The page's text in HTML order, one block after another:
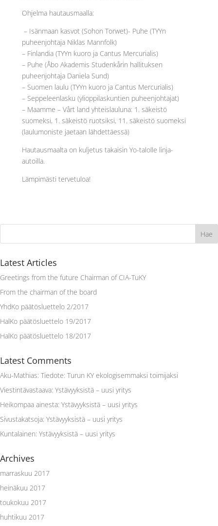
Ohjelma hautausmaalla:
– Isänmaan kasvot (Sohon Torwet)- Puhe (TYYn
puheenjohtaja Niklas Mannfolk)
– Finlandia (TYYn kuoro ja Cantus Mercurialis)
– Puhe (Åbo Akademis Studenkårin hallituksen
puheenjohtaja Daniela Sund)
– Suomen laulu (TYYn kuoro ja Cantus Mercurialis)
– Seppeleenlasku (ylioppilaskuntien puheenjohtajat)
– Maamme – Vårt land yhteislauluna: 1. säkeistö
suomeksi, 1. säkeistö ruotsiksi, 11. säkeistö suomeksi
(laulumoniste jaetaan lähdettäessä)
Hautausmaalta on kuljetus takaisin Yo-talolle linja-
autoilla.
Lämpimästi tervetuloa!
Latest Articles
Greetings from the future Chairman of CIA-TuKY
From the chairman of the board
YhdKo päätösluettelo 2/2017
HalKo päätösluettelo 19/2017
HalKo päätösluettelo 18/2017
Latest Comments
Aku-Mathias: Tiedote: Turun KY ekologisemmaksi toimijaksi
Viestintävastaava: Ystävyyksistä – uusi yritys
Heikompaa ainesta: Ystävyyksistä – uusi yritys
Sivustakatsoja: Ystävyyksistä – uusi yritys
Kuntalainen: Ystävyyksistä – uusi yritys
Archives
marraskuu 2017
heinäkuu 2017
toukokuu 2017
huhtikuu 2017